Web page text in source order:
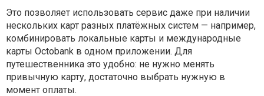
Это позволяет использовать сервис даже при наличии
нескольких карт разных платёжных систем — например,
комбинировать локальные карты и международные
карты Octobank в одном приложении. Для
путешественника это удобно: не нужно менять
привычную карту, достаточно выбрать нужную в
момент оплаты.